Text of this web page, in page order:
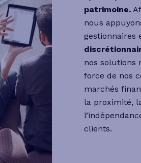
patrimoine.
nous
gestionnaires
nos solutions
force de nos
marchés
la proximité,
clients.